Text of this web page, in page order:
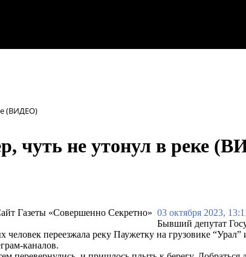
(ВИДЕО)
чуть не утонул в реке
03 октября 2023,
Бывший депутат
переезжала реку Паужетку на грузовике
каналов.